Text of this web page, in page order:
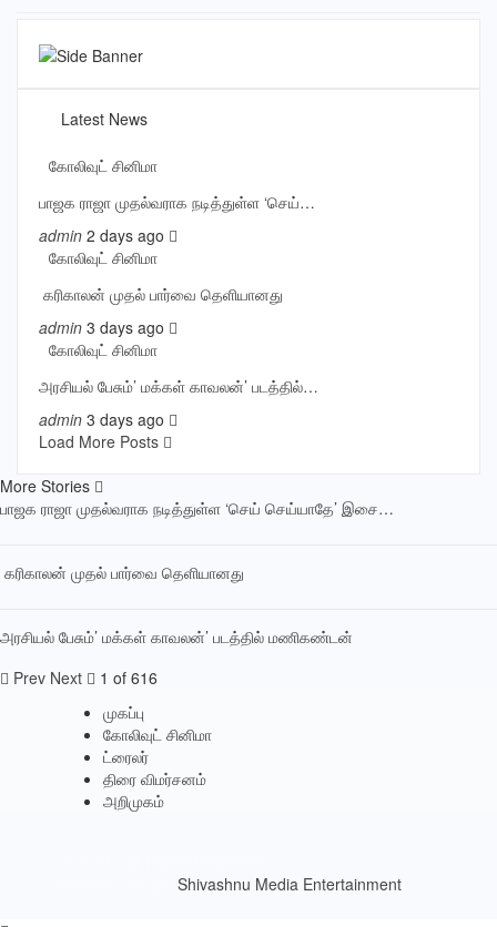
Latest News
கோலிவுட் சினிமா
பாஜக ராஜா முதல்வராக நடித்துள்ள ‘செய்…
admin 2 days ago
கோலிவுட் சினிமா
‎ கரிகாலன் முதல் பார்வை தெளியானது
admin 3 days ago
கோலிவுட் சினிமா
அரசியல் பேசும்’ மக்கள் காவலன்’ படத்தில்…
admin 3 days ago
Load More Posts
More Stories
பாஜக ராஜா முதல்வராக நடித்துள்ள ‘செய் செய்யாதே’ இசை…
‎ கரிகாலன் முதல் பார்வை தெளியானது
அரசியல் பேசும்’ மக்கள் காவலன்’ படத்தில் மணிகண்டன்
Prev Next
1 of 616
முகப்பு
கோலிவுட் சினிமா
ட்ரைலர்
திரை விமர்சனம்
அறிமுகம்
Shivashnu Media Entertainment